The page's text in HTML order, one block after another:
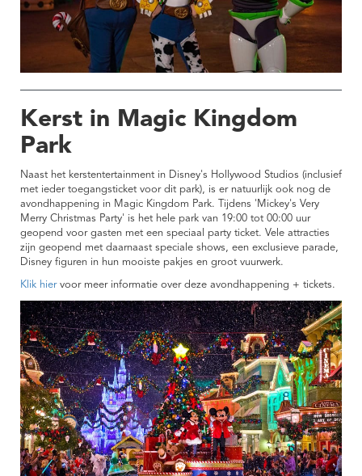
Kerst in Magic Kingdom
Park
Naast het kerstentertainment in Disney's Hollywood Studios (inclusief
met ieder toegangsticket voor dit park), is er natuurlijk ook nog de
avondhappening in Magic Kingdom Park. Tijdens 'Mickey's Very
Merry Christmas Party' is het hele park van 19:00 tot 00:00 uur
geopend voor gasten met een speciaal party ticket. Vele attracties
zijn geopend met daarnaast speciale shows, een exclusieve parade,
Disney figuren in hun mooiste pakjes en groot vuurwerk.
Klik hiervoor meer informatie over deze avondhappening + tickets.